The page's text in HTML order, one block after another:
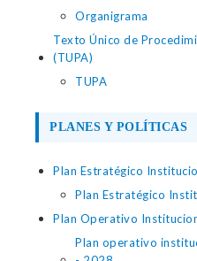
Organigrama
Texto Único de
(TUPA)
TUPA
PLANES Y POLÍTICAS
Plan Estratégico
Plan Estratégico
Plan Operativo
Plan operativo